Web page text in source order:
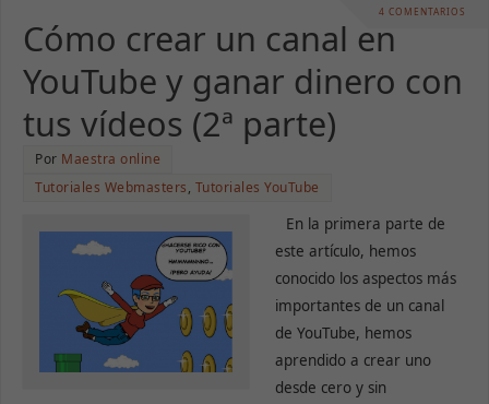
4 COMENTARIOS
Cómo crear un canal en
YouTube y ganar dinero con
tus vídeos (2ª parte)
Por Maestra online
Tutoriales Webmasters, Tutoriales YouTube
En la primera parte de
este artículo, hemos
conocido los aspectos más
importantes de un canal
de YouTube, hemos
aprendido a crear uno
desde cero y sin